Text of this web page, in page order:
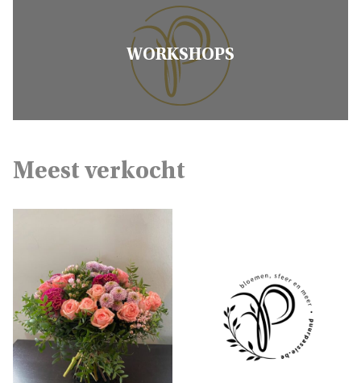
WORKSHOPS
Meest verkocht